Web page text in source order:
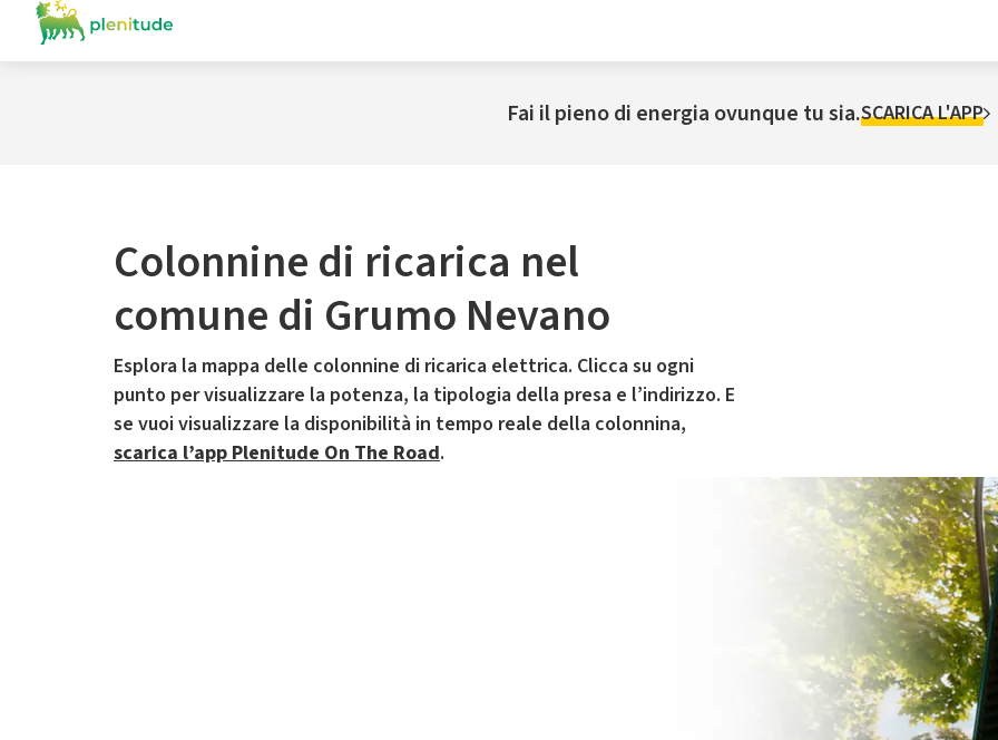
Fai il pieno di energia ovunque tu sia.SCARICA L'APP
Colonnine di ricarica nel
comune di Grumo Nevano
Esplora la mappa delle colonnine di ricarica elettrica. Clicca su ogni
punto per visualizzare la potenza, la tipologia della presa e l’indirizzo. E
se vuoi visualizzare la disponibilità in tempo reale della colonnina,
scarica l’app Plenitude On The Road.
Il servizio di mobilità elettrica è gestito da Plenitude On The Road